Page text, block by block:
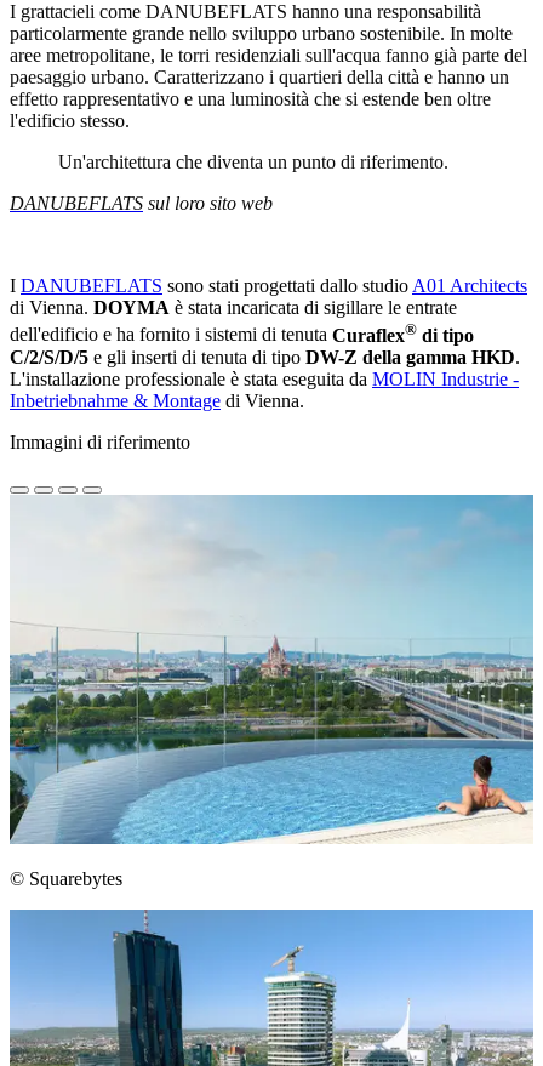
I grattacieli come DANUBEFLATS hanno una responsabilità
particolarmente grande nello sviluppo urbano sostenibile. In molte
aree metropolitane, le torri residenziali sull'acqua fanno già parte del
paesaggio urbano. Caratterizzano i quartieri della città e hanno un
effetto rappresentativo e una luminosità che si estende ben oltre
l'edificio stesso.
Un'architettura che diventa un punto di riferimento.
DANUBEFLATS sul loro sito web
I DANUBEFLATS sono stati progettati dallo studio A01 Architects
di Vienna. DOYMA è stata incaricata di sigillare le entrate
dell'edificio e ha fornito i sistemi di tenuta Curaflex® di tipo
C/2/S/D/5 e gli inserti di tenuta di tipo DW-Z della gamma HKD.
L'installazione professionale è stata eseguita da MOLIN Industrie -
Inbetriebnahme & Montage di Vienna.
Immagini di riferimento
© Squarebytes